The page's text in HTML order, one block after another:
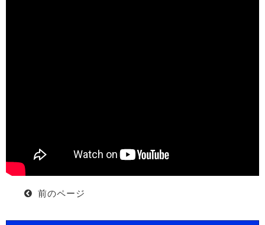
前のページ